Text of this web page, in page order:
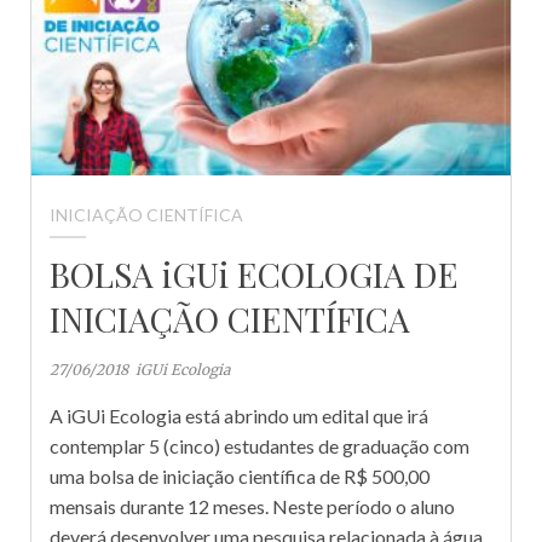
INICIAÇÃO CIENTÍFICA
BOLSA iGUi ECOLOGIA DE
INICIAÇÃO CIENTÍFICA
27/06/2018 iGUi Ecologia
A iGUi Ecologia está abrindo um edital que irá
contemplar 5 (cinco) estudantes de graduação com
uma bolsa de iniciação científica de R$ 500,00
mensais durante 12 meses. Neste período o aluno
deverá desenvolver uma pesquisa relacionada à água